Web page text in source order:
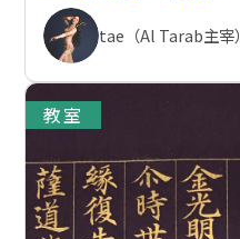
tae（Al Tarab主宰）
教室